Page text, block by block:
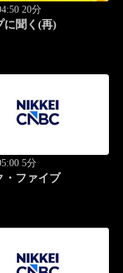
20分
に聞く(再)
5分
・ファイブ